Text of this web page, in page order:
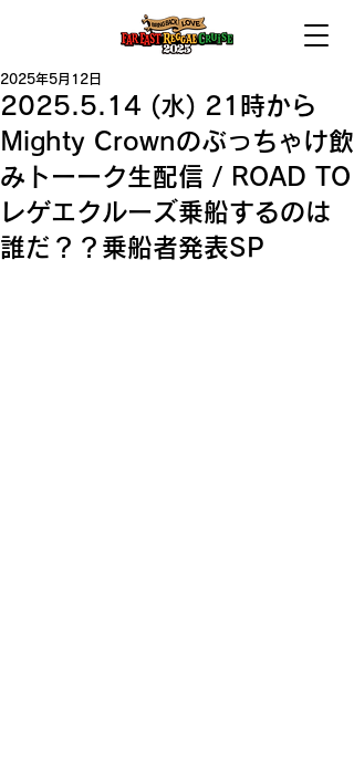
2025.5.14 (水) 21時から
Mighty Crownのぶっちゃけ飲
みトーーク生配信 / ROAD TO
レゲエクルーズ乗船するのは
誰だ？？乗船者発表SP
2025年5月12日